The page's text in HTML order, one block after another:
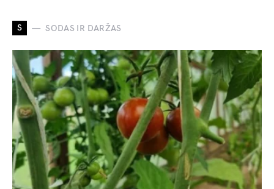
S SODAS IR DARŽAS